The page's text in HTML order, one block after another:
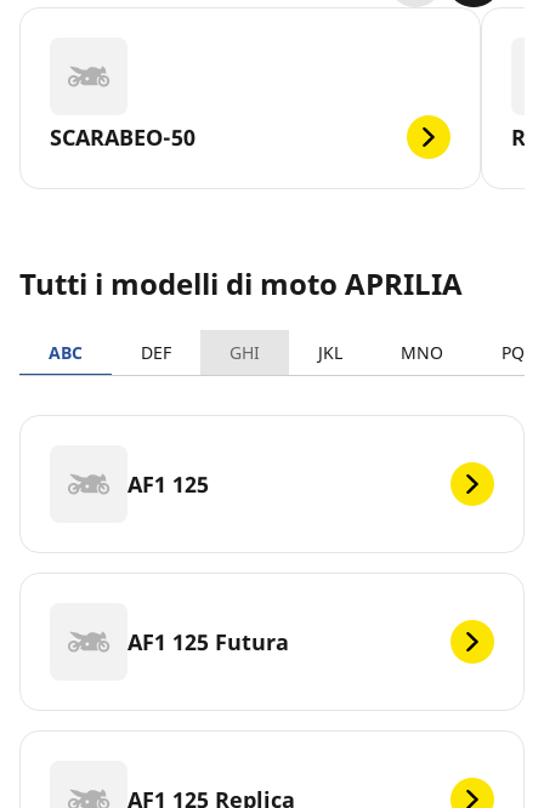
SCARABEO-50
Tutti i modelli di moto APRILIA
ABC DEF GHI JKL MNO PQRS
AF1 125
AF1 125 Futura
AF1 125 Replica